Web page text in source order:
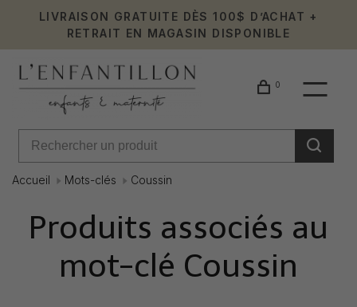
LIVRAISON GRATUITE DÈS 100$ D’ACHAT +
RETRAIT EN MAGASIN DISPONIBLE
0
Accueil Mots-clés Coussin
Produits associés au
mot-clé Coussin